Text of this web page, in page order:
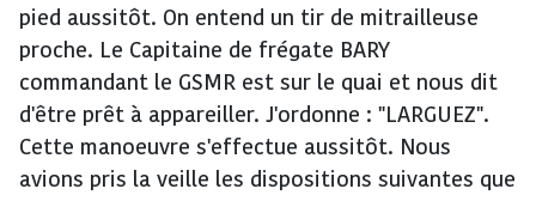
pied aussitôt. On entend un tir de mitrailleuse
proche. Le Capitaine de frégate BARY
commandant le GSMR est sur le quai et nous dit
d'être prêt à appareiller. J'ordonne : "LARGUEZ".
Cette manoeuvre s'effectue aussitôt. Nous
avions pris la veille les dispositions suivantes que